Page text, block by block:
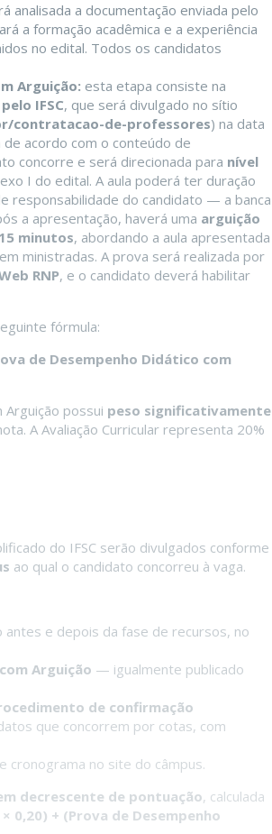
analisada a documentação enviada pelo
a formação acadêmica e a experiência
no edital. Todos os candidatos
Arguição: esta etapa consiste na
IFSC, que será divulgado no sítio
contratacao-de-professores) na data
acordo com o conteúdo de
concorre e será direcionada para nível
I do edital. A aula poderá ter duração
responsabilidade do candidato — a banca
a apresentação, haverá uma arguição
minutos, abordando a aula apresentada
ministradas. A prova será realizada por
RNP, e o candidato deverá habilitar
fórmula:
de Desempenho Didático com
possui peso significativamente
A Avaliação Curricular representa 20%
do IFSC serão divulgados conforme
ao qual o candidato concorreu à vaga.
antes e depois da fase de recursos, no
Arguição — igualmente publicado
de confirmação
que concorrem por cotas, com
cronograma no site do câmpus.
decrescente de pontuação, calculada
0,20) + (Prova de Desempenho